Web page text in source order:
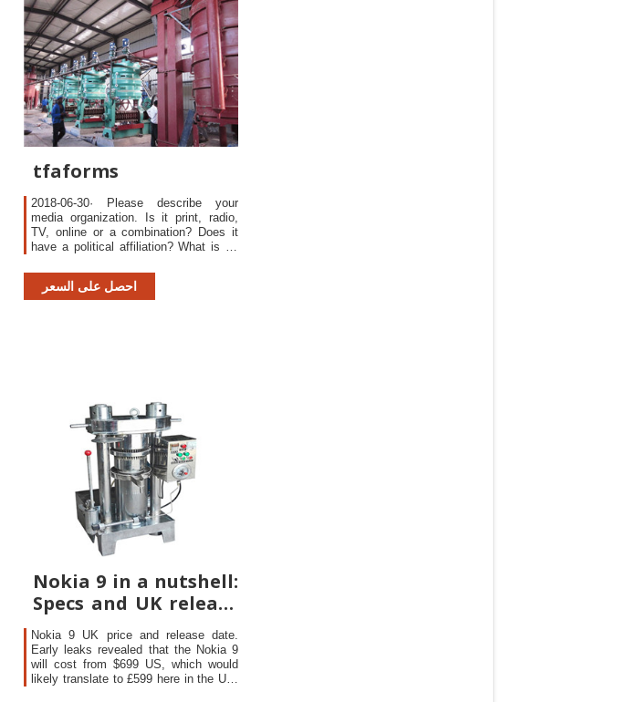
tfaforms
2018-06-30· Please describe your
media organization. Is it print, radio,
TV, online or a combination? Does it
have a political affiliation? What is its
circulation, TV viewership, unique
monthly visitors, etc.)?
احصل على السعر
Nokia 9 in a nutshell:
Specs and UK release
info Recombu
Nokia 9 UK price and release date.
Early leaks revealed that the Nokia 9
will cost from $699 US, which would
likely translate to £599 here in the UK.